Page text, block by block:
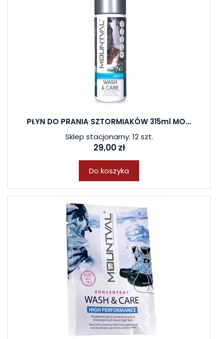
PŁYN DO PRANIA SZTORMIAKÓW 315ml MO...
Sklep stacjonarny: 12 szt.
29,00 zł
Do koszyka